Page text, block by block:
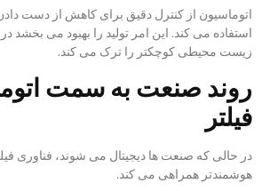
اتوماسیون از کنترل دقیق برای کاهش از دست
استفاده می کند. این امر تولید را بهبود می بخشد
زیست محیطی کوچکتر را ترک می کند.
روند صنعت به سمت
فیلتر
در حالی که صنعت ها دیجیتال می شوند، فناوری
هوشمندتر همراهی می کند.